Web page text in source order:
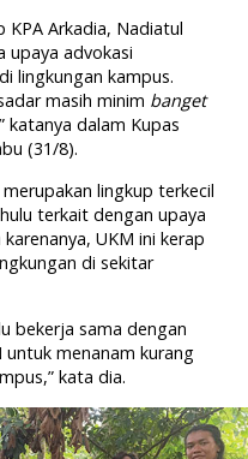
KPA Arkadia, Nadiatul
upaya advokasi
lingkungan kampus.
masih minim banget
katanya dalam Kupas
(31/8).
lingkup terkecil
terkait dengan upaya
karenanya, UKM ini kerap
di sekitar
bekerja sama dengan
menanam kurang
kata dia.